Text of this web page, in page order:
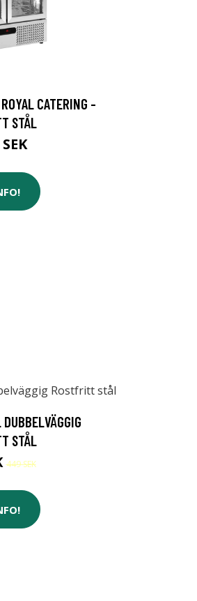
CATERING -
STÅL
STÅL
449 SEK